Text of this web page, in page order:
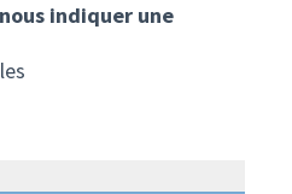
indiquer une